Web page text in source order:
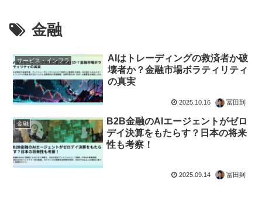
金融
サービス・インフラ
AIはトレーディングの救済者か破
壊者か？金融市場ボラティリティ
の真実
2025.10.16 冨田到
金融
B2B金融のAIエージェントがゼロ
デイ決算をもたらす？日本の将来
性も考察！
2025.09.14 冨田到